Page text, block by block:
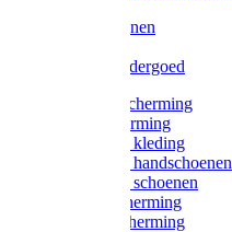
Handschoenen
Thermo ondergoed
Gehoorbescherming
Oogbescherming
Disposable kleding
Disposable handschoenen
Disposable schoenen
Mondbescherming
Hoofdbescherming